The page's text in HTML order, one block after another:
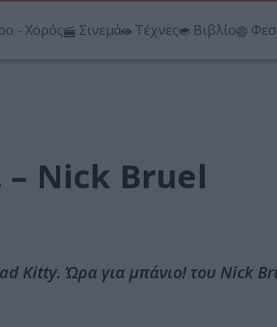
- Χορός Σινεμά Τέχνες Βιβλίο
Nick Bruel
Kitty. Ώρα για μπάνιο! του Nick